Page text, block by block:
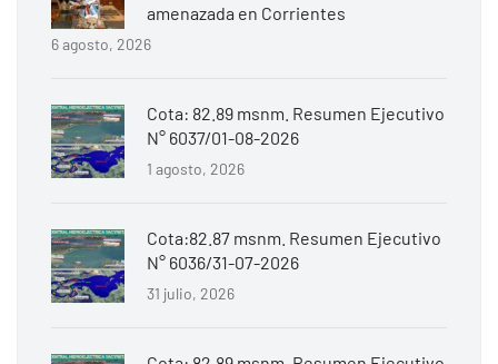
amenazada en Corrientes
6 agosto, 2026
Cota: 82.89 msnm. Resumen Ejecutivo
N° 6037/01-08-2026
1 agosto, 2026
Cota:82.87 msnm. Resumen Ejecutivo
N° 6036/31-07-2026
31 julio, 2026